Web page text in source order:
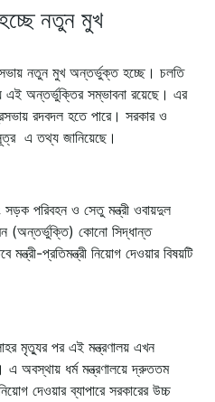
নতুন মুখ
নতুন মুখ অন্তর্ভুক্ত হচ্ছে। চলতি
এই অন্তর্ভুক্তির সম্ভাবনা রয়েছে। এর
রদবদল হতে পারে। সরকার ও
এ তথ্য জানিয়েছে।
সড়ক পরিবহন ও সেতু মন্ত্রী ওবায়দুল
(অন্তর্ভুক্তি) কোনো সিদ্ধান্ত
প্রতিমন্ত্রী নিয়োগ দেওয়ার বিষয়টি
মৃত্যুর পর এই মন্ত্রণালয় এখন
অবস্থায় ধর্ম মন্ত্রণালয়ে দ্রুততম
দেওয়ার ব্যাপারে সরকারের উচ্চ